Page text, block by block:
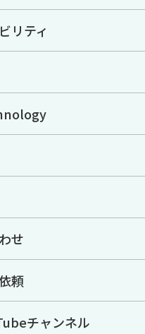
リティ
せ
頼
チャンネル